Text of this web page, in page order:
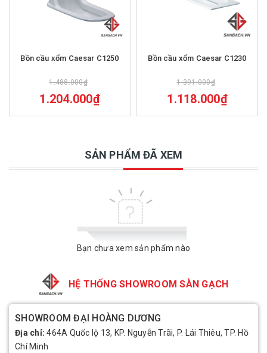
Bồn cầu xổm Caesar C1250
1.488.000₫
1.204.000₫
Bồn cầu xổm Caesar C1230
1.391.000₫
1.118.000₫
SẢN PHẨM ĐÃ XEM
Bạn chưa xem sản phẩm nào
HỆ THỐNG SHOWROOM SÀN GẠCH
SHOWROOM ĐẠI HOÀNG DƯƠNG
Địa chỉ:464A Quốc lộ 13, KP. Nguyễn Trãi, P. Lái Thiêu, TP. Hồ
Chí Minh